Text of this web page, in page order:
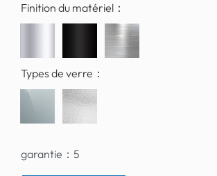
Finition du matériel：
Types de verre：
garantie： 5